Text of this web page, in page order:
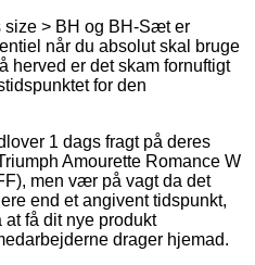
size > BH og BH-Sæt er
når du absolut skal bruge
herved er det skam fornuftigt
for den
1 dags fragt på deres
Amourette Romance W
men vær på vagt da det
end et angivent tidspunkt,
at få dit nye produkt
drager hjemad.